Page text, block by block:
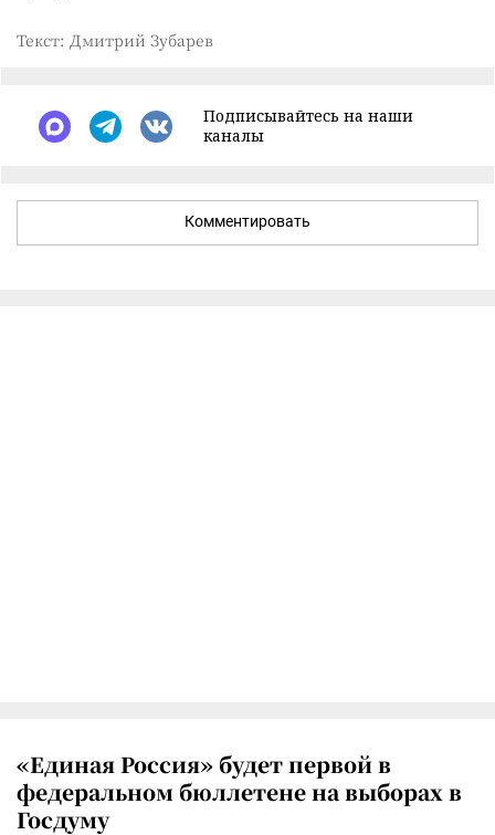
Текст: Дмитрий Зубарев
Подписывайтесь на наши
каналы
Комментировать
«Единая Россия» будет первой в
федеральном бюллетене на выборах в
Госдуму